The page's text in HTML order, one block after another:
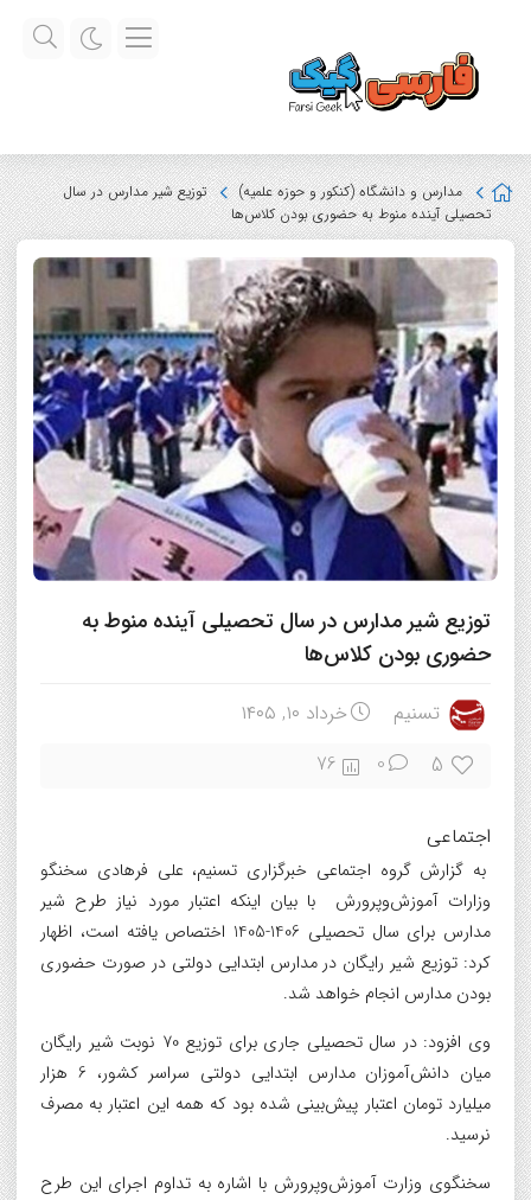
مدارس و دانشگاه (کنکور و حوزه علمیه)
توزیع شیر مدارس در سال
تحصیلی آینده منوط به حضوری بودن کلاس‌ها
توزیع شیر مدارس در سال تحصیلی آینده منوط به
حضوری بودن کلاس‌ها
تسنیم خرداد ۱۰, ۱۴۰۵
5
0
76
اجتماعی
به گزارش گروه اجتماعی خبرگزاری تسنیم، علی فرهادی سخنگو
وزارات آموزش‌وپرورش با بیان اینکه اعتبار مورد نیاز طرح شیر
مدارس برای سال تحصیلی 1406-1405 اختصاص یافته است، اظهار
کرد: توزیع شیر رایگان در مدارس ابتدایی دولتی در صورت حضوری
بودن مدارس انجام خواهد شد.
وی افزود: در سال تحصیلی جاری برای توزیع 70 نوبت شیر رایگان
میان دانش‌آموزان مدارس ابتدایی دولتی سراسر کشور، 6 هزار
میلیارد تومان اعتبار پیش‌بینی شده بود که همه این اعتبار به مصرف
نرسید.
سخنگوی وزارت آموزش‌وپرورش با اشاره به تداوم اجرای این طرح